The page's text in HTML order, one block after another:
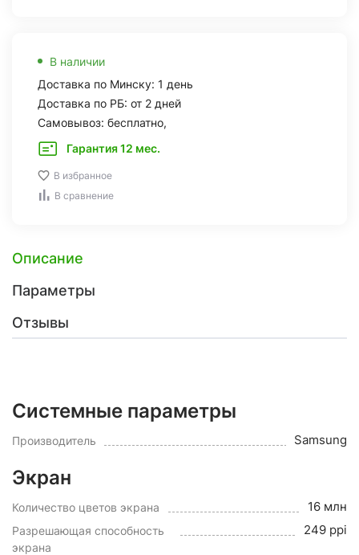
В наличии
Доставка по Минску: 1 день
Доставка по РБ: от 2 дней
Самовывоз: бесплатно,
Гарантия 12 мес.
В избранное
В сравнение
Описание
Параметры
Отзывы
Системные параметры
Производитель Samsung
Экран
Количество цветов экрана 16 млн
Разрешающая способность
экрана
249 ppi